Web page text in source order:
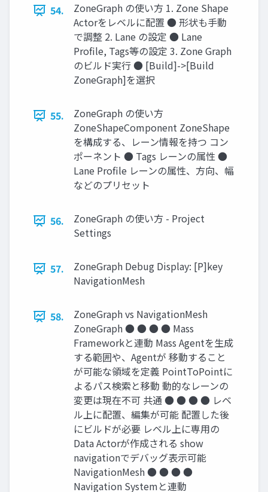
54.
ZoneGraph の使い方 1. Zone Shape
Actorをレベルに配置 ● 形状も手動
で調整 2. Lane の設定 ● Lane
Proﬁle, Tags等の設定 3. Zone Graph
のビルド実行 ● [Build]->[Build
ZoneGraph]を選択
55.
ZoneGraph の使い方
ZoneShapeComponent ZoneShape
を構成する、レーン情報を持つ コン
ポーネント ● Tags レーンの属性 ●
Lane Proﬁle レーンの属性、方向、幅
などのプリセット
56.
ZoneGraph の使い方 - Project
Settings
57.
ZoneGraph Debug Display: [P]key
NavigationMesh
58.
ZoneGraph vs NavigationMesh
ZoneGraph ● ● ● ● Mass
Frameworkと連動 Mass Agentを生成
する範囲や、Agentが 移動すること
が可能な領域を定義 PointToPointに
よるパス検索と移動 動的なレーンの
変更は現在不可 共通 ● ● ● ● レベ
ル上に配置、編集が可能 配置した後
にビルドが必要 レベル上に専用の
Data Actorが作成される show
navigationでデバッグ表示可能
NavigationMesh ● ● ● ●
Navigation Systemと連動